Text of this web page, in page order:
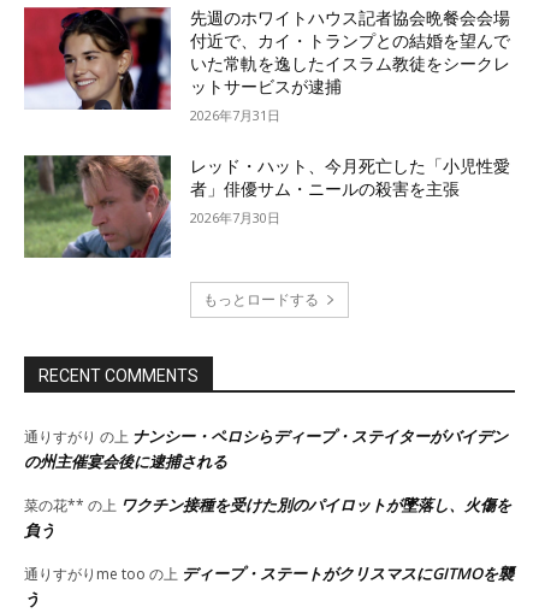
先週のホワイトハウス記者協会晩餐会会場
付近で、カイ・トランプとの結婚を望んで
いた常軌を逸したイスラム教徒をシークレ
ットサービスが逮捕
2026年7月31日
レッド・ハット、今月死亡した「小児性愛
者」俳優サム・ニールの殺害を主張
2026年7月30日
もっとロードする
RECENT COMMENTS
通りすがり の上 ナンシー・ペロシらディープ・ステイターがバイデン
の州主催宴会後に逮捕される
菜の花** の上 ワクチン接種を受けた別のパイロットが墜落し、火傷を
負う
通りすがりme too の上 ディープ・ステートがクリスマスにGITMOを襲
う